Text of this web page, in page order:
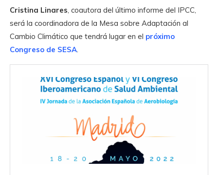
Cristina Linares , coautora del último informe del IPCC,
será la coordinadora de la Mesa sobre Adaptación al
Cambio Climático que tendrá lugar en el próximo
Congreso de SESA